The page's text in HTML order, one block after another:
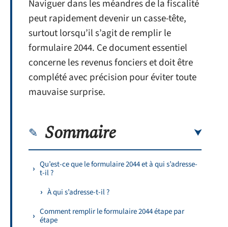
Naviguer dans les méandres de la fiscalité
peut rapidement devenir un casse-tête,
surtout lorsqu’il s’agit de remplir le
formulaire 2044. Ce document essentiel
concerne les revenus fonciers et doit être
complété avec précision pour éviter toute
mauvaise surprise.
Sommaire
Qu’est-ce que le formulaire 2044 et à qui s’adresse-
t-il ?
À qui s’adresse-t-il ?
Comment remplir le formulaire 2044 étape par
étape